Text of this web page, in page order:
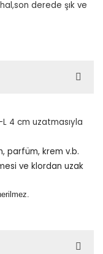
derede şık ve
4 cm uzatmasıyla
parfüm, krem v.b.
ve klordan uzak